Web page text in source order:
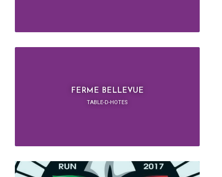
FERME BELLEVUE
TABLE-D-HOTES